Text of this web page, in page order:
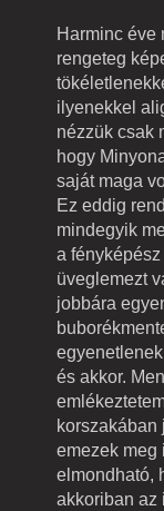
Harminc éve
rengeteg
ilyenekkel
nézzük csak
hogy
saját maga
Ez eddig
mindegyik
a
üveglemezt
jobbára
és akkor.
korszakában
emezek meg
elmondható,
akkoriban az